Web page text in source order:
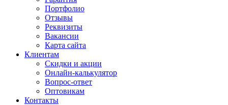
Портфолио
Отзывы
Реквизиты
Вакансии
Карта сайта
Клиентам
Скидки и акции
Онлайн-калькулятор
Вопрос-ответ
Оптовикам
Контакты